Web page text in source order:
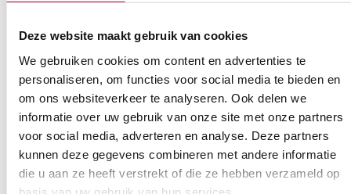
Deze website maakt gebruik van cookies
We gebruiken cookies om content en advertenties te
personaliseren, om functies voor social media te bieden en
om ons websiteverkeer te analyseren. Ook delen we
informatie over uw gebruik van onze site met onze partners
voor social media, adverteren en analyse. Deze partners
kunnen deze gegevens combineren met andere informatie
die u aan ze heeft verstrekt of die ze hebben verzameld op
Model Vicryl
Wees de eerste om “Vicryl hechtset, 70cm Ø 3-0, FS-1, steriel
Je moet ingelogd zijnom een beoordeling te plaatsen.
Vaste klanten, vaste korting